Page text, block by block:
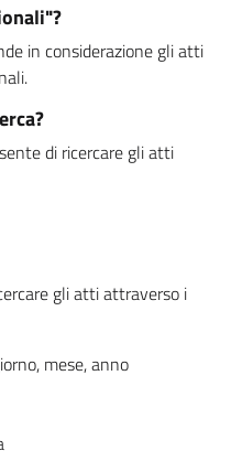
in considerazione gli atti
di ricercare gli atti
gli atti attraverso i
mese, anno